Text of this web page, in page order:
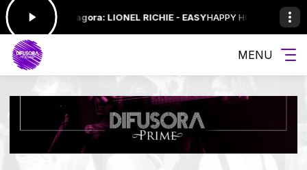
agora: LIONEL RICHIE - EASYHAPPY HOUR com WALISON
MENU